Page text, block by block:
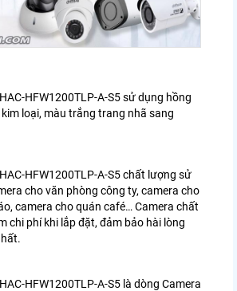
HFW1200TLP-A-S5 sử dụng hồng
loại, màu trắng trang nhã sang
HFW1200TLP-A-S5chất lượng sử
cho văn phòng công ty, camera cho
camera cho quán café… Camera chất
chi phí khi lắp đặt, đảm bảo hài lòng
HFW1200TLP-A-S5 là dòng Camera